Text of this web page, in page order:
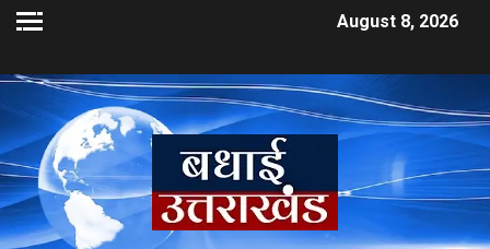
August 8, 2026